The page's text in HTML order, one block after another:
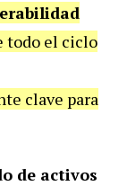
todo el ciclo
clave para
de activos